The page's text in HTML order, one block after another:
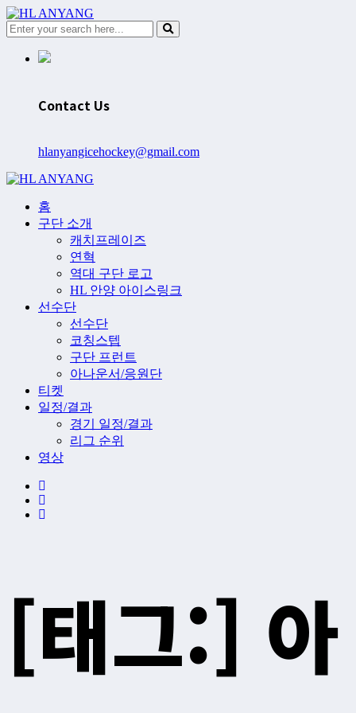
Contact Us
hlanyangicehockey@gmail.com
홈
구단 소개
캐치프레이즈
연혁
역대 구단 로고
HL 안양 아이스링크
선수단
선수단
코칭스텝
구단 프런트
아나운서/응원단
티켓
일정/결과
경기 일정/결과
리그 순위
영상
[태그:] 아